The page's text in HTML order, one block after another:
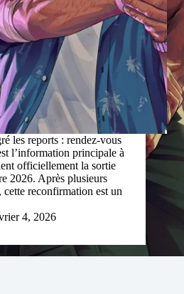
les reports : rendez-vous
l’information principale à
officiellement la sortie
2026. Après plusieurs
cette reconfirmation est un
4, 2026